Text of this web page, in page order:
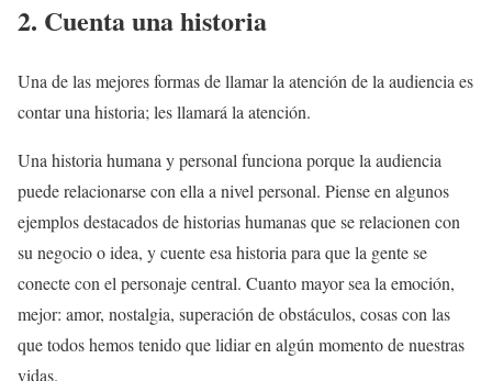
2. Cuenta una historia
Una de las mejores formas de llamar la atención de la audiencia es
contar una historia; les llamará la atención.
Una historia humana y personal funciona porque la audiencia
puede relacionarse con ella a nivel personal. Piense en algunos
ejemplos destacados de historias humanas que se relacionen con
su negocio o idea, y cuente esa historia para que la gente se
conecte con el personaje central. Cuanto mayor sea la emoción,
mejor: amor, nostalgia, superación de obstáculos, cosas con las
que todos hemos tenido que lidiar en algún momento de nuestras
vidas.